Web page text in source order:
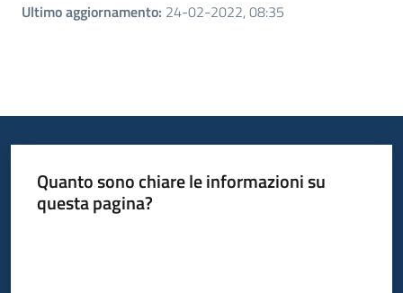
Ultimo aggiornamento: 24-02-2022, 08:35
Quanto sono chiare le informazioni su
questa pagina?